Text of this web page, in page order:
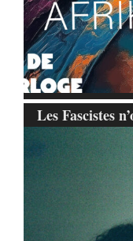
Les Fascistes